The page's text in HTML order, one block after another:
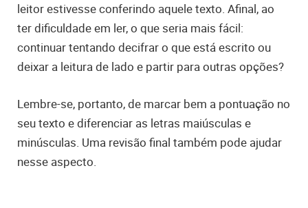
leitor estivesse conferindo aquele texto. Afinal, ao
ter dificuldade em ler, o que seria mais fácil:
continuar tentando decifrar o que está escrito ou
deixar a leitura de lado e partir para outras opções?
Lembre-se, portanto, de marcar bem a pontuação no
seu texto e diferenciar as letras maiúsculas e
minúsculas. Uma revisão final também pode ajudar
nesse aspecto.